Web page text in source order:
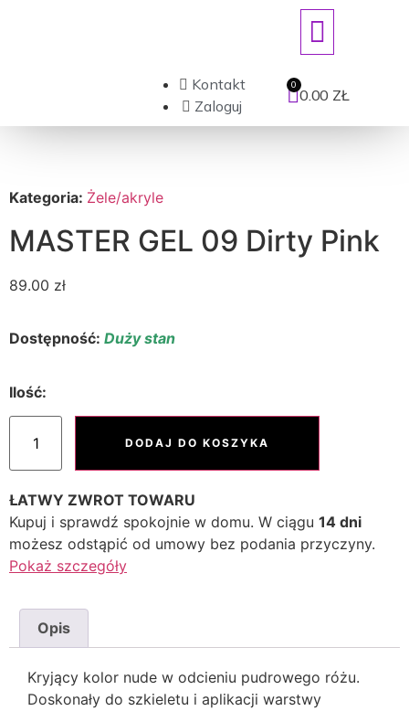
Kontakt
Zaloguj
0.00 ZŁ
Kategoria: Żele/akryle
MASTER GEL 09 Dirty Pink
89.00 zł
Dostępność: Duży stan
Ilość:
DODAJ DO KOSZYKA
ŁATWY ZWROT TOWARU
Kupuj i sprawdź spokojnie w domu. W ciągu 14 dni
możesz odstąpić od umowy bez podania przyczyny.
Pokaż szczegóły
Opis
Kryjący kolor nude w odcieniu pudrowego różu.
Doskonały do szkieletu i aplikacji warstwy